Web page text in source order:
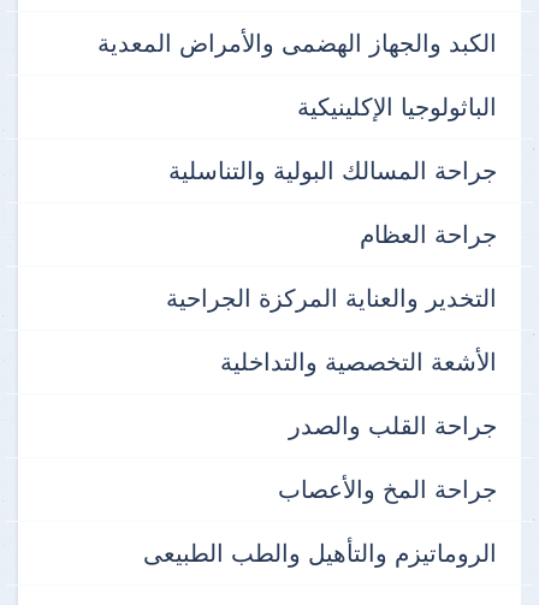
الكبد والجهاز الهضمى والأمراض المعدية
الباثولوجيا الإكلينيكية
جراحة المسالك البولية والتناسلية
جراحة العظام
التخدير والعناية المركزة الجراحية
الأشعة التخصصية والتداخلية
جراحة القلب والصدر
جراحة المخ والأعصاب
الروماتيزم والتأهيل والطب الطبيعى